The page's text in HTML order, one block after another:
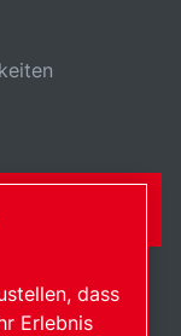
dass
Erlebnis